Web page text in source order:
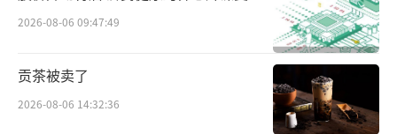
沉，大幅提高医疗服务资源和医保基金使用绩
集采加速创新转型，
原研药逐渐淡出院内
市场
2026-08-06 09:47:49
贡茶被卖了
2026-08-06 14:32:36